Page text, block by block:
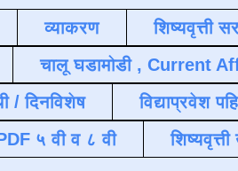
व्याकरण
शिष्यवृत्ती
चालू घडामोडी , Current
/ दिनविशेष
विद्याप्रवेश
५ वी व ८ वी